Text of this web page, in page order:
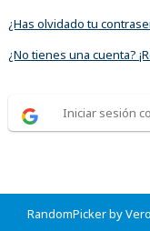
¿Has olvidado tu
¿No tienes una cuenta?
Iniciar sesión
RandomPicker by